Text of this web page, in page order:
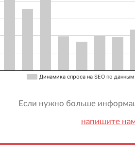
Динамика спроса на SEO по
Если нужно больше
напишите